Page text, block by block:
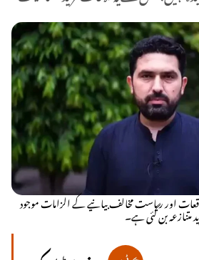
اور ریاست مخالف بیانیے کے الزامات موجود
بن گئی ہے۔